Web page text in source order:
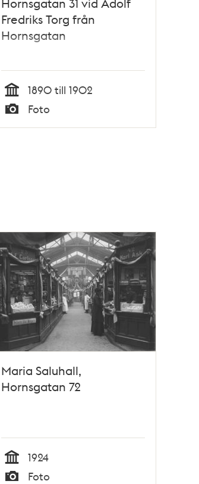
Fredriks Torg från
Hornsgatan
Tid
1890 till 1902
Typ
Foto
Maria Saluhall,
Hornsgatan 72
Tid
1924
Foto